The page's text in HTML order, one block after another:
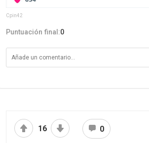
Cpin42
Puntuación final:0
16 0